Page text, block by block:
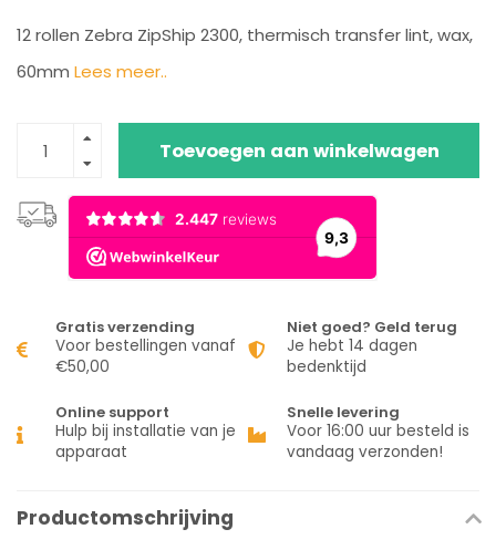
12 rollen Zebra ZipShip 2300, thermisch transfer lint, wax,
60mm Lees meer..
Toevoegen aan winkelwagen
Gratis verzending
Voor bestellingen vanaf
€50,00
Niet goed? Geld terug
Je hebt 14 dagen
bedenktijd
Online support
Hulp bij installatie van je
apparaat
Snelle levering
Voor 16:00 uur besteld is
vandaag verzonden!
Productomschrijving